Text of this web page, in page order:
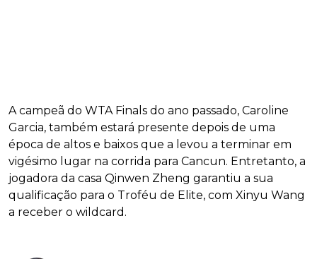
A campeã do WTA Finals do ano passado, Caroline
Garcia, também estará presente depois de uma
época de altos e baixos que a levou a terminar em
vigésimo lugar na corrida para Cancun. Entretanto, a
jogadora da casa Qinwen Zheng garantiu a sua
qualificação para o Troféu de Elite, com Xinyu Wang
a receber o wildcard.